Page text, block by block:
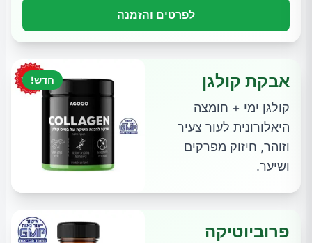
לפרטים והזמנה
חדש! אבקת קולגן
קולגן ימי + חומצה
היאלורונית לעור צעיר
וזוהר, חיזוק מפרקים
ושיער.
פרוביוטיקה